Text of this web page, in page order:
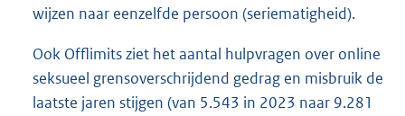
wijzen naar eenzelfde persoon (seriematigheid).
Ook Offlimits ziet het aantal hulpvragen over online
seksueel grensoverschrijdend gedrag en misbruik de
laatste jaren stijgen (van 5.543 in 2023 naar 9.281